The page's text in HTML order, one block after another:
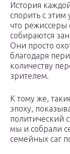
История
спорить с
что режиссеры
собираются
Они просто
благодаря
количеству
зрителем.
К тому же,
эпоху,
политический
мы и собрали
семейных саг